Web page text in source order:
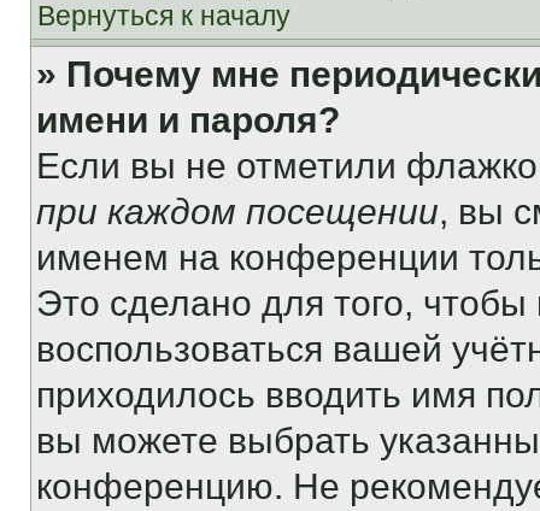
Вернуться к началу
» Почему мне
имени и пароля?
Если вы не отметили
при каждом посещении, вы
именем на конференции
Это сделано для того, чтобы
воспользоваться вашей
приходилось вводить имя
вы можете выбрать
конференцию. Не